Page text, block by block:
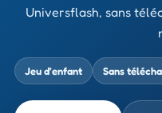
Universflash, sans
Jeu d’enfant Sans